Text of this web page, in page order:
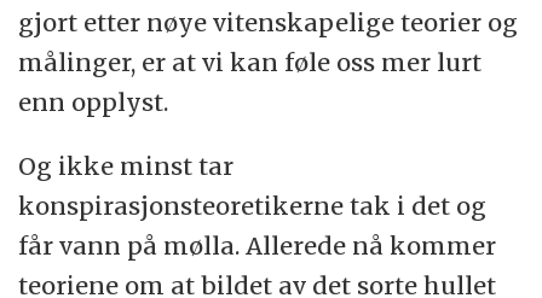
gjort etter nøye vitenskapelige teorier og
målinger, er at vi kan føle oss mer lurt
enn opplyst.
Og ikke minst tar
konspirasjonsteoretikerne tak i det og
får vann på mølla. Allerede nå kommer
teoriene om at bildet av det sorte hullet